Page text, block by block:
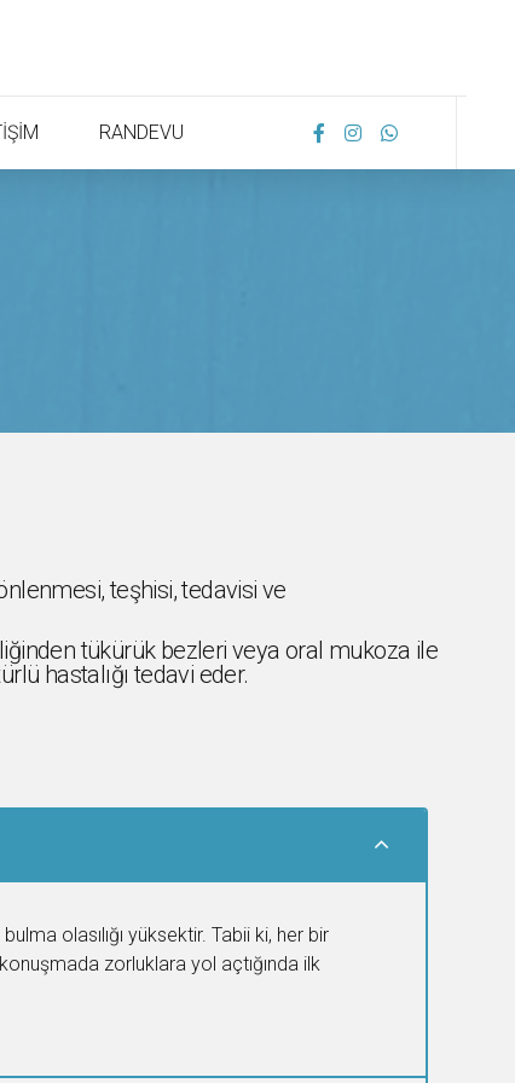
RANDEVU
teşhisi, tedavisi ve
tükürük bezleri veya oral mukoza ile
hastalığı tedavi eder.
olasılığı yüksektir. Tabii ki, her bir
zorluklara yol açtığında ilk